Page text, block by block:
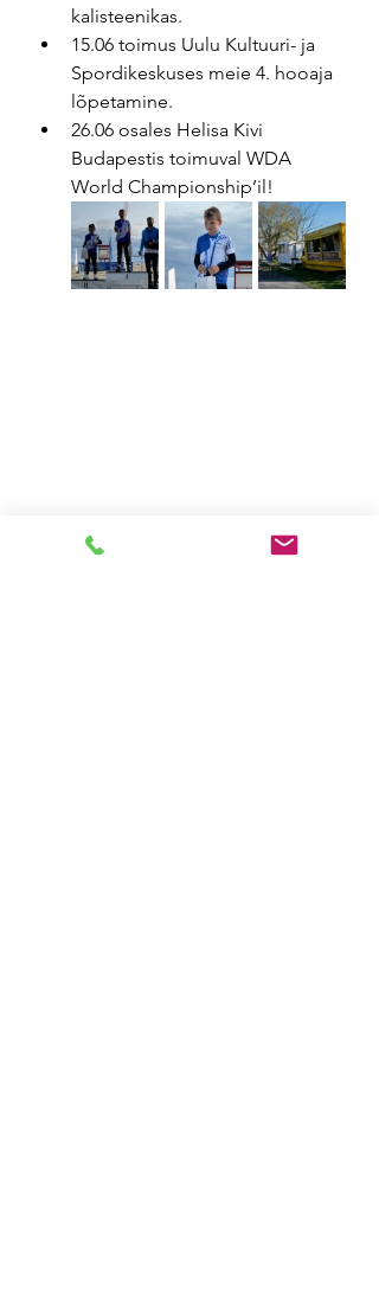
kalisteenikas.
15.06 toimus Uulu Kultuuri- ja
Spordikeskuses meie 4. hooaja
lõpetamine.
26.06 osales Helisa Kivi
Budapestis toimuval WDA
World Championship’il!